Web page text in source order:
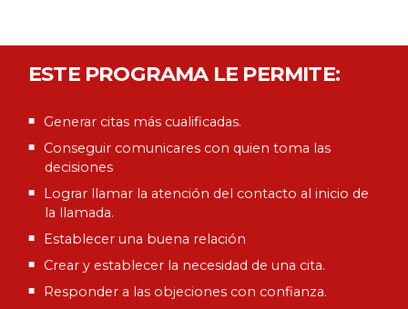
ESTE PROGRAMA LE PERMITE:
Generar citas más cualificadas.
Conseguir comunicares con quien toma las
decisiones
Lograr llamar la atención del contacto al inicio de
la llamada.
Establecer una buena relación
Crear y establecer la necesidad de una cita.
Responder a las objeciones con confianza.